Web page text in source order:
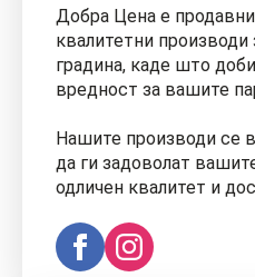
Добра Цена е
квалитетни
градина, каде што
вредност за вашите
Нашите производи се
да ги задоволат
одличен квалитет и